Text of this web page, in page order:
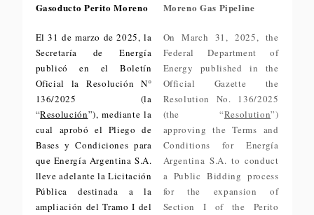
Gasoducto Perito Moreno
El 31 de marzo de 2025, la
Secretaría de Energía
publicó en el Boletín
Oficial la Resolución N°
136/2025 (la
“Resolución”), mediante la
cual aprobó el Pliego de
Bases y Condiciones para
que Energía Argentina S.A.
lleve adelante la Licitación
Pública destinada a la
ampliación del Tramo I del
Moreno Gas Pipeline
On March 31, 2025, the
Federal Department of
Energy published in the
Official Gazette the
Resolution No. 136/2025
(the “Resolution”)
approving the Terms and
Conditions for Energía
Argentina S.A. to conduct
a Public Bidding process
for the expansion of
Section I of the Perito